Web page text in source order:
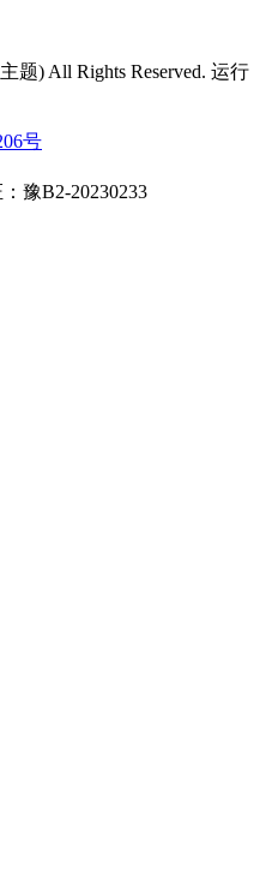
题) All Rights Reserved. 运行
号
豫B2-20230233